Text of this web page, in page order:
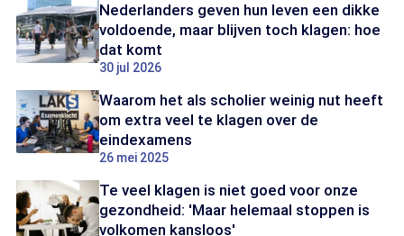
Nederlanders geven hun leven een dikke
voldoende, maar blijven toch klagen: hoe
dat komt
30 jul 2026
Waarom het als scholier weinig nut heeft
om extra veel te klagen over de
eindexamens
26 mei 2025
Te veel klagen is niet goed voor onze
gezondheid: 'Maar helemaal stoppen is
volkomen kansloos'